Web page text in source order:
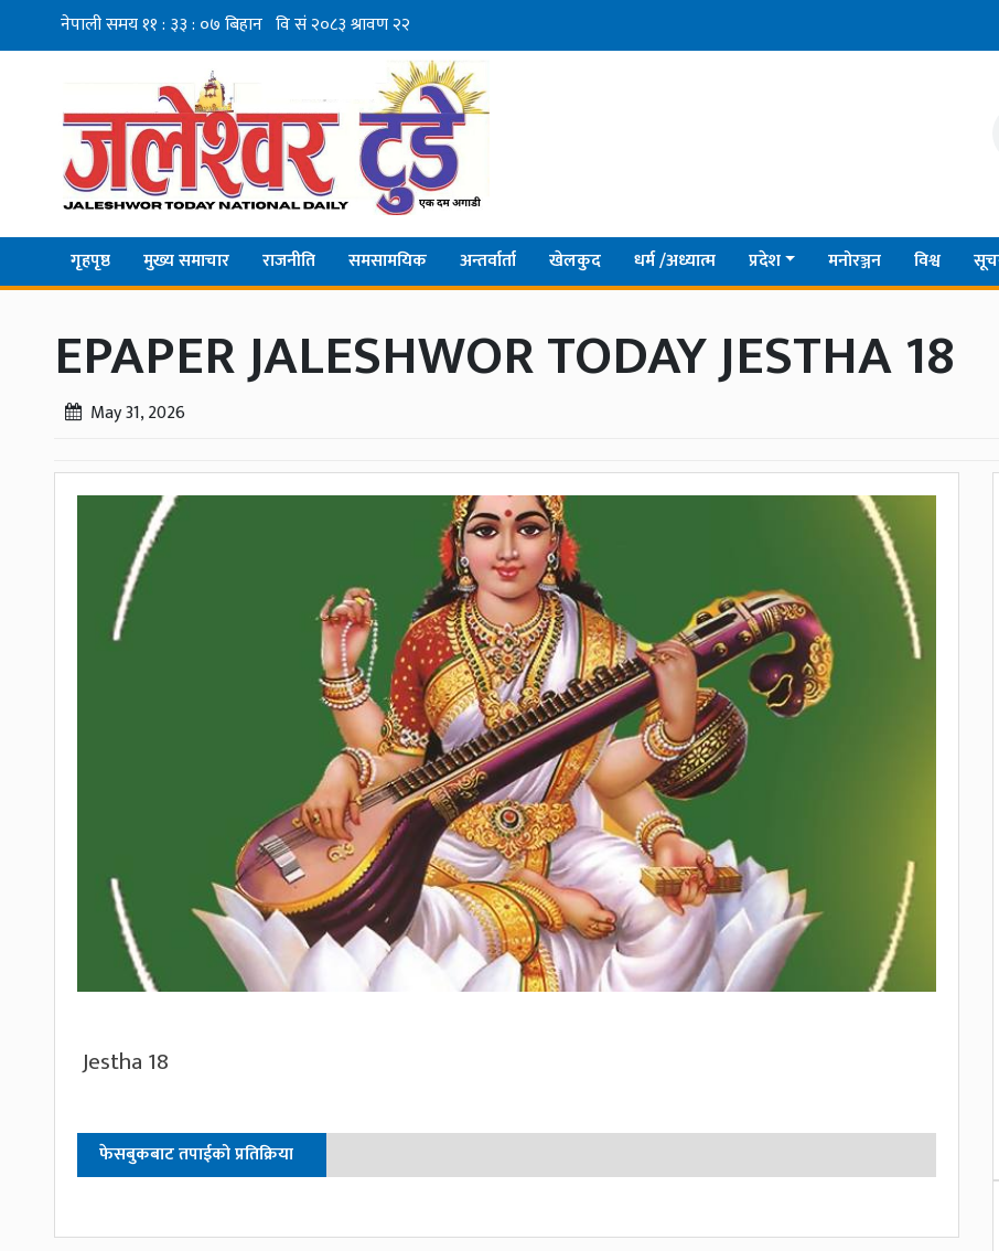
गृहपृष्ठ मुख्य समाचार राजनीति समसामयिक अन्तर्वार्ता खेलकुद धर्म /अध्यात्म प्रदेश मनोरञ्जन विश्व
EPAPER JALESHWOR TODAY JESTHA 18
May 31, 2026
Jestha 18
फेसबुकबाट तपाईको प्रतिक्रिया